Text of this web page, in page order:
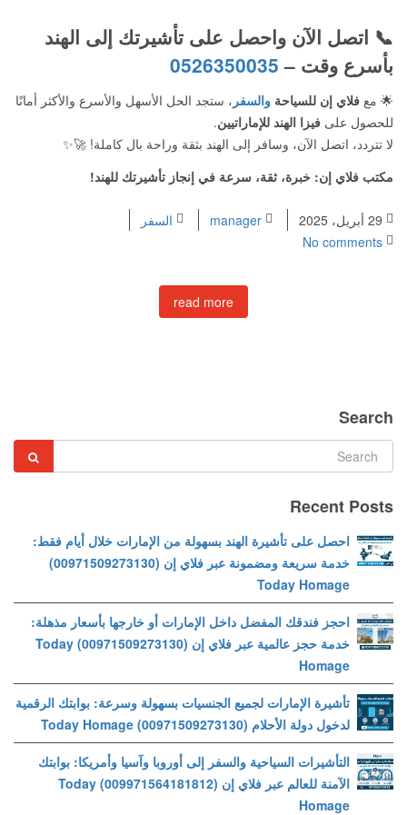
📞 اتصل الآن واحصل على تأشيرتك إلى الهند
بأسرع وقت – 0526350035
🌟 مع فلاي إن للسياحة والسفر ، ستجد الحل الأسهل والأسرع والأكثر أمانًا
للحصول على فيزا الهند للإماراتيين.
لا تتردد، اتصل الآن، وسافر إلى الهند بثقة وراحة بال كاملة! 🚀✨
مكتب فلاي إن: خبرة، ثقة، سرعة في إنجاز تأشيرتك للهند!
manager
السفر
No comments
read more
Search
Recent Posts
احصل على تأشيرة الهند بسهولة من الإمارات خلال أيام فقط:
خدمة سريعة ومضمونة عبر فلاي إن (00971509273130)
Today Homage
احجز فندقك المفضل داخل الإمارات أو خارجها بأسعار مذهلة:
خدمة حجز عالمية عبر فلاي إن (00971509273130) Today
Homage
تأشيرة الإمارات لجميع الجنسيات بسهولة وسرعة: بوابتك الرقمية
لدخول دولة الأحلام (00971509273130) Today Homage
التأشيرات السياحية والسفر إلى أوروبا وآسيا وأمريكا: بوابتك
الآمنة للعالم عبر فلاي إن (009971564181812) Today
Homage